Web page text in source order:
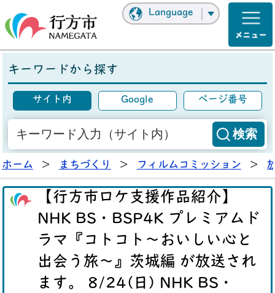
Language
キーワードから探す
サイト内 Google ページ番号
ホーム > まちづくり > フィルムコミッション >
【行方市ロケ支援作品紹介】
NHK BS・BSP4K プレミアムド
ラマ『コトコト～おいしい心と
出会う旅～』茨城編 が放送され
ます。 8/24(日) NHK BS・